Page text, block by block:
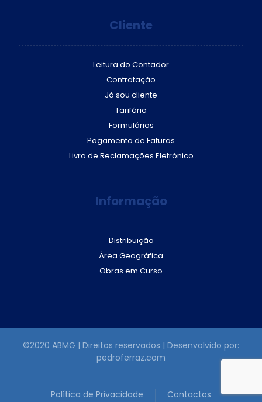
Cliente
Leitura do Contador
Contratação
Já sou cliente
Tarifário
Formulários
Pagamento de Faturas
Livro de Reclamações Eletrónico
Informação
Distribuição
Área Geográfica
Obras em Curso
©2020 ABMG | Direitos reservados | Desenvolvido por:
pedroferraz.com
Contactos
Política de Privacidade